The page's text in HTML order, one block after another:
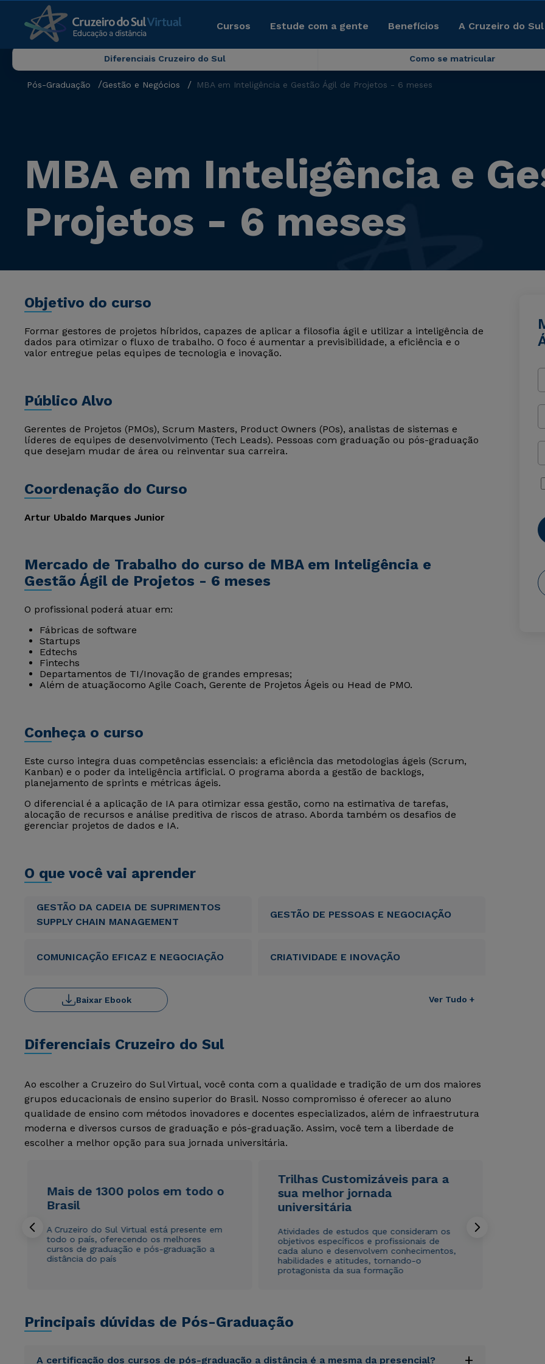
Cursos Estude com a gente Benefícios A Cruzeiro do
Diferenciais Cruzeiro do Sul Como se matricular
Pós-Graduação Gestão e Negócios MBA em Inteligência e Gestão Ágil de Projetos - 6 meses
MBA em Inteligência e
Projetos - 6 meses
Objetivo do curso
Formar gestores de projetos híbridos, capazes de aplicar a filosofia ágil e utilizar a inteligência de
dados para otimizar o fluxo de trabalho. O foco é aumentar a previsibilidade, a eficiência e o
valor entregue pelas equipes de tecnologia e inovação.
Público Alvo
Gerentes de Projetos (PMOs), Scrum Masters, Product Owners (POs), analistas de sistemas e
líderes de equipes de desenvolvimento (Tech Leads). Pessoas com graduação ou pós-graduação
que desejam mudar de área ou reinventar sua carreira.
Coordenação do Curso
Artur Ubaldo Marques Junior
Mercado de Trabalho do curso de MBA em Inteligência e
Gestão Ágil de Projetos - 6 meses
O profissional poderá atuar em:
Fábricas de software
Startups
Edtechs
Fintechs
Departamentos de TI/Inovação de grandes empresas;
Além de atuaçãocomo Agile Coach, Gerente de Projetos Ágeis ou Head de PMO.
Conheça o curso
Este curso integra duas competências essenciais: a eficiência das metodologias ágeis (Scrum,
Kanban) e o poder da inteligência artificial. O programa aborda a gestão de backlogs,
planejamento de sprints e métricas ágeis.
O diferencial é a aplicação de IA para otimizar essa gestão, como na estimativa de tarefas,
alocação de recursos e análise preditiva de riscos de atraso. Aborda também os desafios de
gerenciar projetos de dados e IA.
O que você vai aprender
GESTÃO DA CADEIA DE SUPRIMENTOS
SUPPLY CHAIN MANAGEMENT
GESTÃO DE PESSOAS E NEGOCIAÇÃO
COMUNICAÇÃO EFICAZ E NEGOCIAÇÃO CRIATIVIDADE E INOVAÇÃO
Ver Tudo +
Baixar Ebook
Diferenciais Cruzeiro do Sul
Ao escolher a Cruzeiro do Sul Virtual, você conta com a qualidade e tradição de um dos maiores
grupos educacionais de ensino superior do Brasil. Nosso compromisso é oferecer ao aluno
qualidade de ensino com métodos inovadores e docentes especializados, além de infraestrutura
moderna e diversos cursos de graduação e pós-graduação. Assim, você tem a liberdade de
escolher a melhor opção para sua jornada universitária.
Mais de 1300 polos em todo o
Brasil
A Cruzeiro do Sul Virtual está presente em
todo o país, oferecendo os melhores
cursos de graduação e pós-graduação a
distância do país
Trilhas Customizáveis para a
sua melhor jornada
universitária
Atividades de estudos que consideram os
objetivos específicos e profissionais de
cada aluno e desenvolvem conhecimentos,
habilidades e atitudes, tornando-o
protagonista da sua formação
Principais dúvidas de Pós-Graduação
A certificação dos cursos de pós-graduação a distância é a mesma da presencial? +
WhatsApp
Estou de acordo com aPolítica de Privacidade.
autorizo que meus dados sejam utilizados para o
envio de conteúdos da Cruzeiro do Sul.
WhatsApp
Estou de acordo com aPolítica de Privacidade.
autorizo que meus dados sejam utilizados para o
envio de conteúdos da Cruzeiro do Sul.